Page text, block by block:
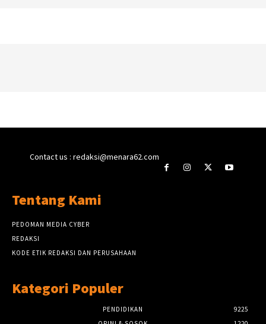
Contact us : redaksi@menara62.com
Tentang Kami
PEDOMAN MEDIA CYBER
REDAKSI
KODE ETIK REDAKSI DAN PERUSAHAAN
Kategori Populer
PENDIDIKAN
9225